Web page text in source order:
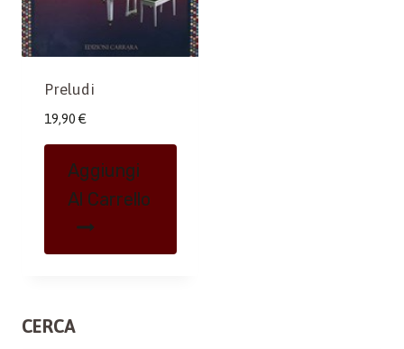
Preludi
19,90 €
Aggiungi
Al Carrello
CERCA